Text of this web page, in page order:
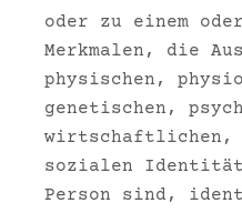
oder zu einem
Merkmalen, die
physischen,
genetischen,
wirtschaftlichen,
sozialen
Person sind,